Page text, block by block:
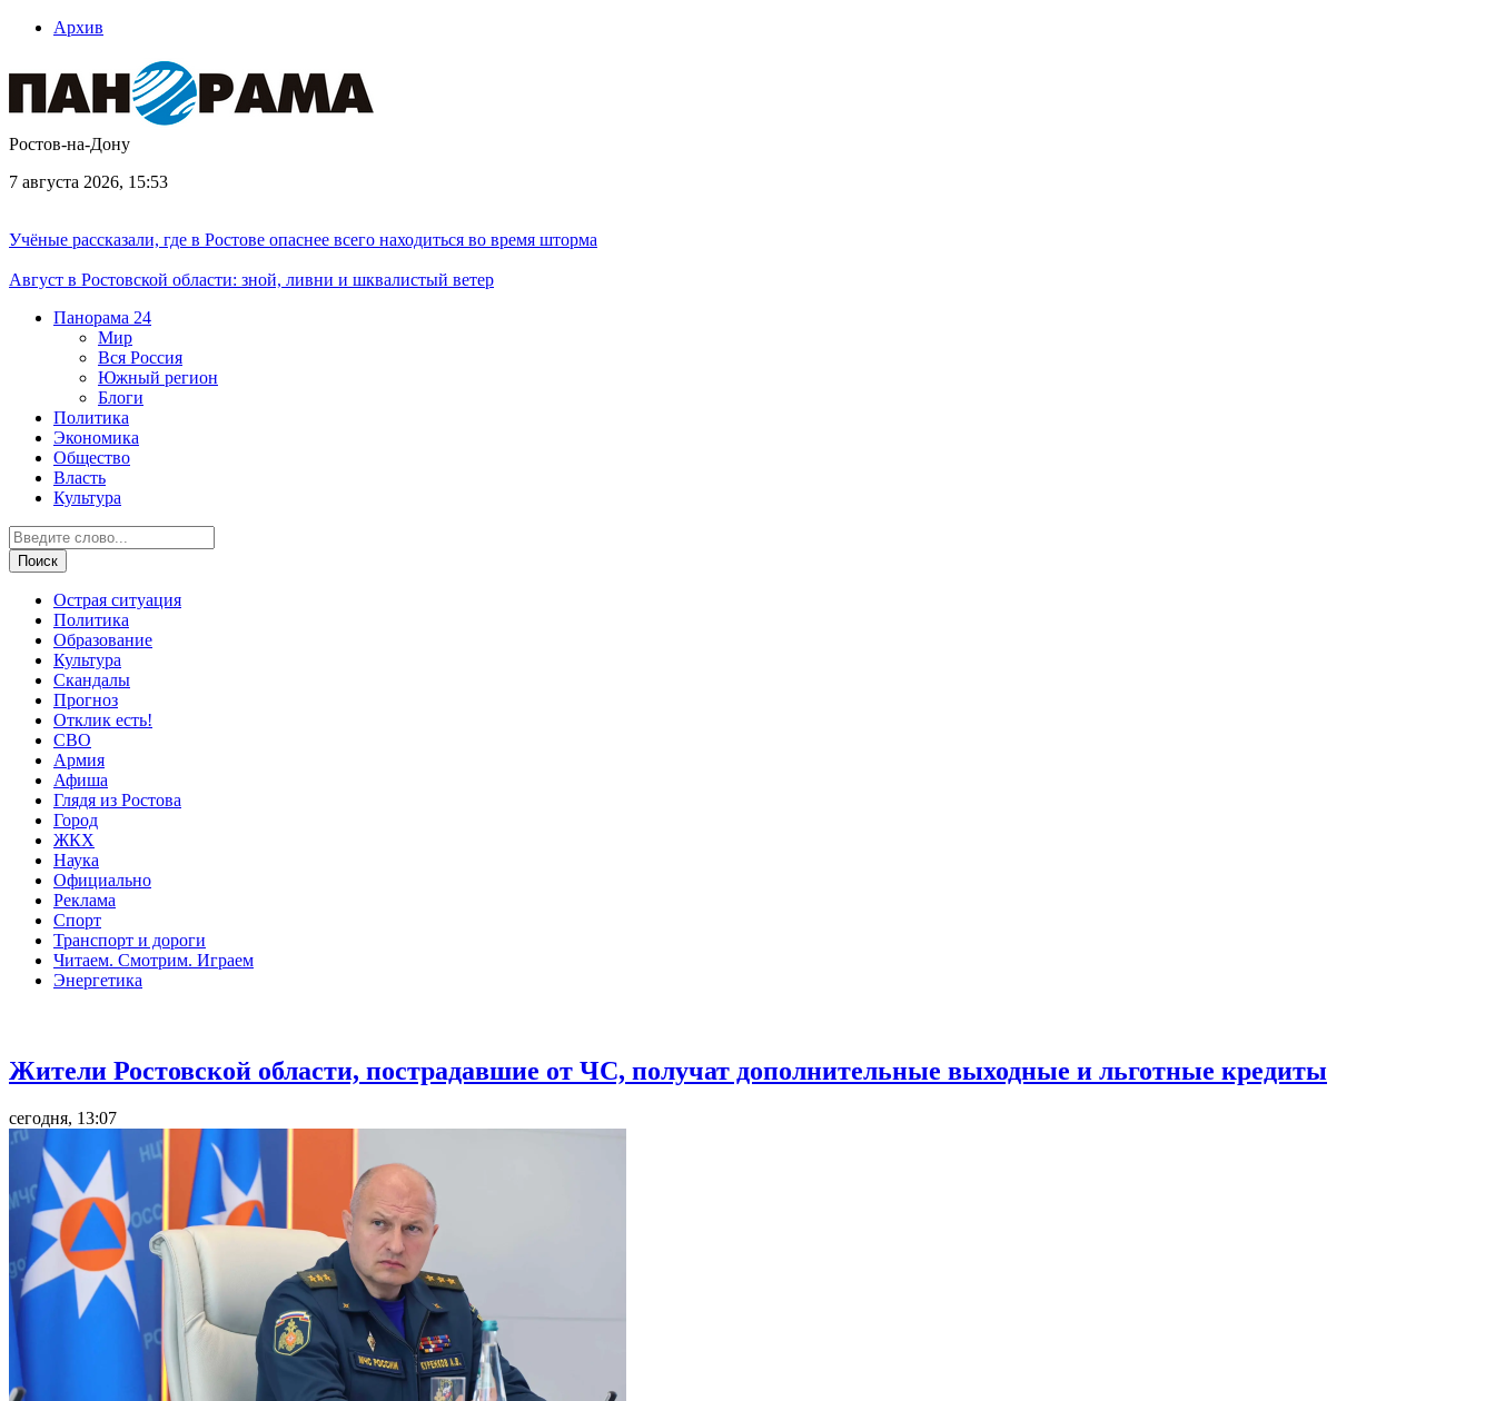
Архив
Ростов-на-Дону
7 августа 2026, 15:53
Учёные рассказали, где в Ростове опаснее всего находиться во время шторма
Август в Ростовской области: зной, ливни и шквалистый ветер
Панорама 24
Мир
Вся Россия
Южный регион
Блоги
Политика
Экономика
Общество
Власть
Культура
Острая ситуация
Политика
Образование
Культура
Скандалы
Прогноз
Отклик есть!
СВО
Армия
Афиша
Глядя из Ростова
Город
ЖКХ
Наука
Официально
Реклама
Спорт
Транспорт и дороги
Читаем. Смотрим. Играем
Энергетика
Жители Ростовской области, пострадавшие от ЧС, получат дополнительные выходные и льготные кредиты
сегодня, 13:07